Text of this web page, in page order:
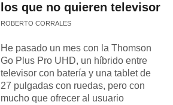
los que no quieren televisor
ROBERTO CORRALES
He pasado un mes con la Thomson
Go Plus Pro UHD, un híbrido entre
televisor con batería y una tablet de
27 pulgadas con ruedas, pero con
mucho que ofrecer al usuario